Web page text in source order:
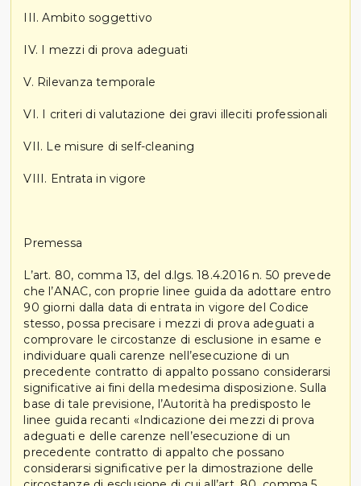
III. Ambito soggettivo
IV. I mezzi di prova adeguati
V. Rilevanza temporale
VI. I criteri di valutazione dei gravi illeciti professionali
VII. Le misure di self-cleaning
VIII. Entrata in vigore
Premessa
L’art. 80, comma 13, del d.lgs. 18.4.2016 n. 50 prevede
che l’ANAC, con proprie linee guida da adottare entro
90 giorni dalla data di entrata in vigore del Codice
stesso, possa precisare i mezzi di prova adeguati a
comprovare le circostanze di esclusione in esame e
individuare quali carenze nell’esecuzione di un
precedente contratto di appalto possano considerarsi
significative ai fini della medesima disposizione. Sulla
base di tale previsione, l’Autorità ha predisposto le
linee guida recanti «Indicazione dei mezzi di prova
adeguati e delle carenze nell’esecuzione di un
precedente contratto di appalto che possano
considerarsi significative per la dimostrazione delle